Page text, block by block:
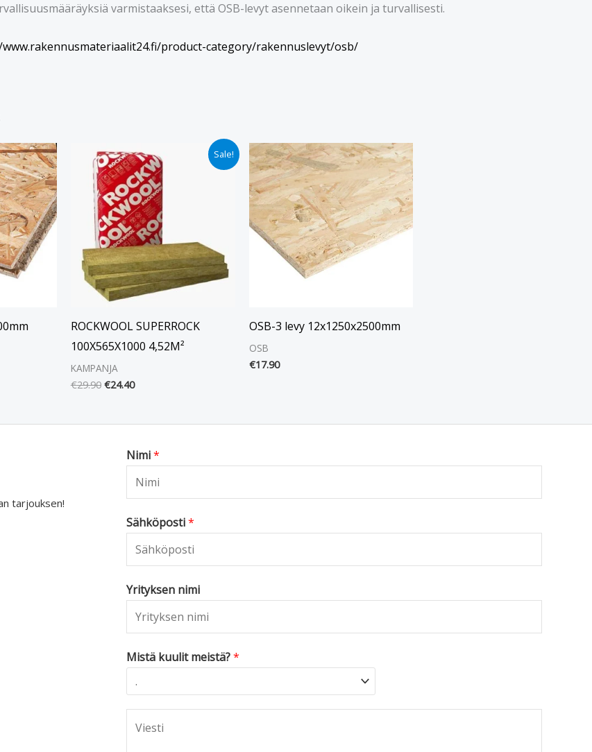
varmistaaksesi, että OSB-levyt asennetaan oikein ja turvallisesti.
product-category/rakennuslevyt/osb/
Sale!
ROCKWOOL SUPERROCK
100X565X1000 4,52M²
KAMPANJA
€29.90
Alkuperäinen
hinta
oli:
€29.90.
€24.40
hinta
on:
€24.40.
OSB-3 levy 12x1250x2500mm
OSB
€17.90
tarjouksen!
Nimi*
Sähköposti*
Yrityksen nimi
Mistä kuulit meistä?*